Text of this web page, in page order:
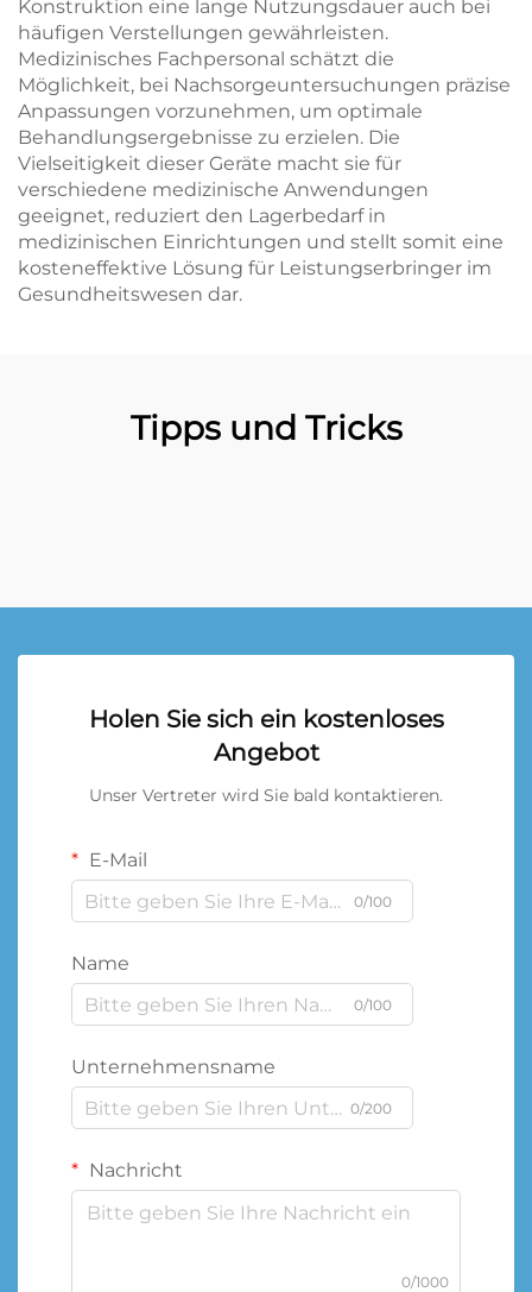
Konstruktion eine lange Nutzungsdauer auch bei
häufigen Verstellungen gewährleisten.
Medizinisches Fachpersonal schätzt die
Möglichkeit, bei Nachsorgeuntersuchungen präzise
Anpassungen vorzunehmen, um optimale
Behandlungsergebnisse zu erzielen. Die
Vielseitigkeit dieser Geräte macht sie für
verschiedene medizinische Anwendungen
geeignet, reduziert den Lagerbedarf in
medizinischen Einrichtungen und stellt somit eine
kosteneffektive Lösung für Leistungserbringer im
Gesundheitswesen dar.
Tipps und Tricks
Holen Sie sich ein kostenloses
Angebot
Unser Vertreter wird Sie bald kontaktieren.
E-Mail
0/100
Name
0/100
Unternehmensname
0/200
Nachricht
0/1000